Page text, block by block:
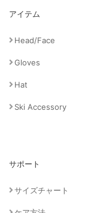
アイテム
Head/Face
Gloves
Hat
Ski Accessory
サポート
サイズチャート